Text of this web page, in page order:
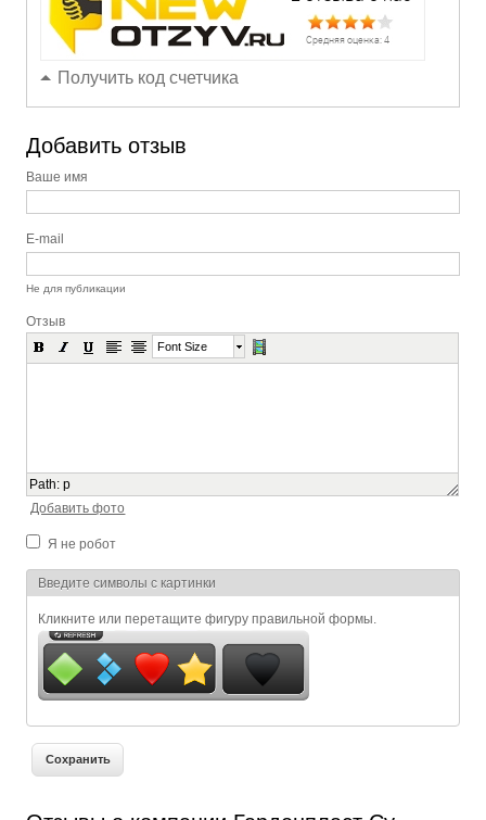
Получить код счетчика
Добавить отзыв
Ваше имя
E-mail
Не для публикации
Отзыв
Font Size
Path:p
Добавить фото
Я не робот
Я спамер
Введите символы с картинки
Кликните или перетащите фигуру правильной формы.